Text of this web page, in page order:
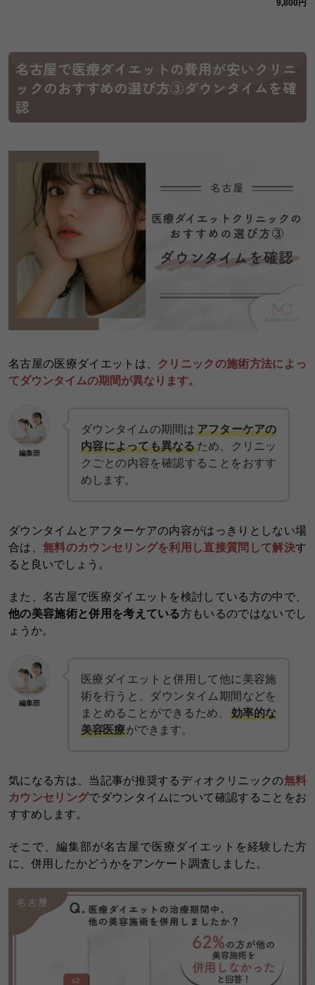
9,800円
名古屋で医療ダイエットの費用が安いクリニ
ックのおすすめの選び方③ダウンタイムを確
認
名古屋の医療ダイエットは、
クリニックの施術方法によっ
てダウンタイムの期間が異なります。
編集部
ダウンタイムの期間は アフターケアの
内容によっても異なるため、クリニッ
クごとの内容を確認することをおすす
めします。
ダウンタイムとアフターケアの内容がはっきりとしない場
合は、 無料のカウンセリングを利用し直接質問して解決す
ると良いでしょう。
また、名古屋で医療ダイエットを検討している方の中で、
他の美容施術と併用を考えている方もいるのではないでし
ょうか。
編集部
医療ダイエットと併用して他に美容施
術を行うと、ダウンタイム期間などを
まとめることができるため、
効率的な
美容医療ができます。
気になる方は、当記事が推奨するディオクリニックの無料
カウンセリングでダウンタイムについて確認することをお
すすめします。
そこで、編集部が名古屋で医療ダイエットを経験した方
に、併用したかどうかをアンケート調査しました。